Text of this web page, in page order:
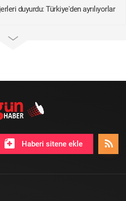
duyurdu: Türkiye'den ayrılıyorlar
Haberi sitene ekle